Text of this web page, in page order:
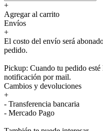
+
Agregar al carrito
Envíos
+
El costo del envío será
pedido.
Pickup: Cuando tu pedido
notificación por mail.
Cambios y devoluciones
+
- Transferencia bancaria
- Mercado Pago